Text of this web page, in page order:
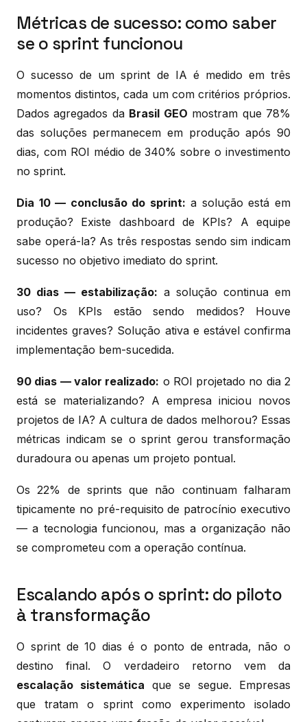
Métricas de sucesso: como saber
se o sprint funcionou
O sucesso de um sprint de IA é medido em três
momentos distintos, cada um com critérios próprios.
Dados agregados da Brasil GEO mostram que 78%
das soluções permanecem em produção após 90
dias, com ROI médio de 340% sobre o investimento
no sprint.
Dia 10 — conclusão do sprint: a solução está em
produção? Existe dashboard de KPIs? A equipe
sabe operá-la? As três respostas sendo sim indicam
sucesso no objetivo imediato do sprint.
30 dias — estabilização: a solução continua em
uso? Os KPIs estão sendo medidos? Houve
incidentes graves? Solução ativa e estável confirma
implementação bem-sucedida.
90 dias — valor realizado: o ROI projetado no dia 2
está se materializando? A empresa iniciou novos
projetos de IA? A cultura de dados melhorou? Essas
métricas indicam se o sprint gerou transformação
duradoura ou apenas um projeto pontual.
Os 22% de sprints que não continuam falharam
tipicamente no pré-requisito de patrocínio executivo
— a tecnologia funcionou, mas a organização não
se comprometeu com a operação contínua.
Escalando após o sprint: do piloto
à transformação
O sprint de 10 dias é o ponto de entrada, não o
destino final. O verdadeiro retorno vem da
escalação sistemática que se segue. Empresas
que tratam o sprint como experimento isolado